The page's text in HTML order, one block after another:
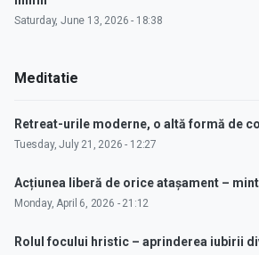
Saturday, June 13, 2026 - 18:38
Meditatie
Retreat-urile moderne, o altă formă de
Tuesday, July 21, 2026 - 12:27
Acțiunea liberă de orice atașament –
Monday, April 6, 2026 - 21:12
Rolul focului hristic – aprinderea iubirii